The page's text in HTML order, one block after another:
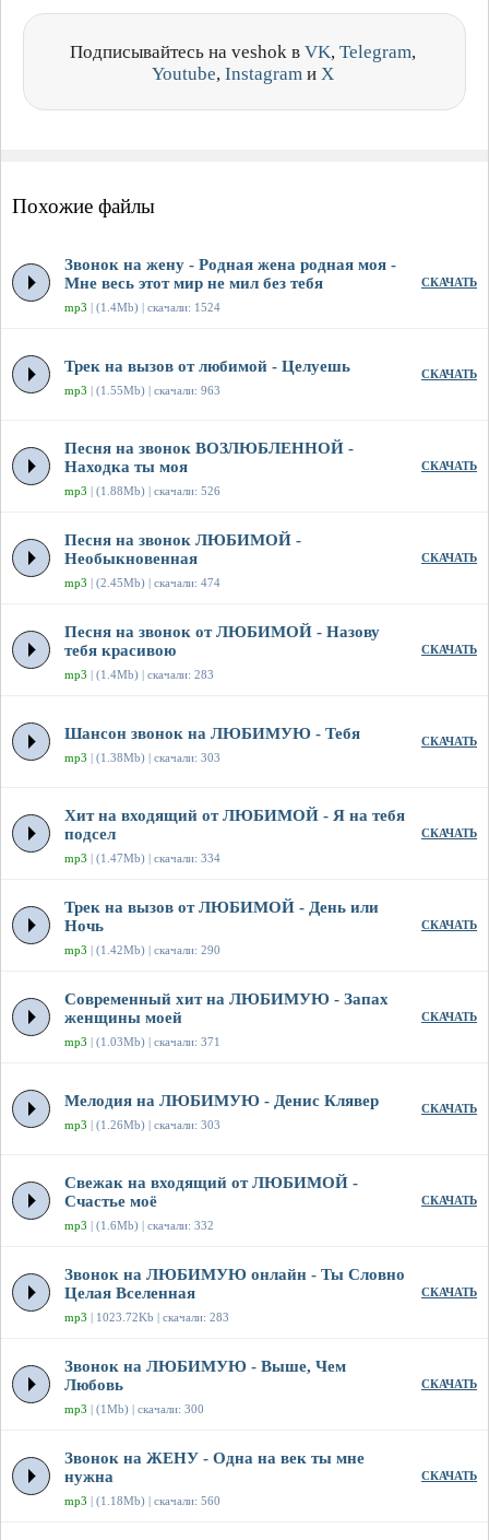
Подписывайтесь на veshok в VK, Telegram,
Youtube, Instagram и X
Похожие файлы
Звонок на жену - Родная жена родная моя -
Мне весь этот мир не мил без тебя
mp3 | (1.4Mb) | скачали: 1524
СКАЧАТЬ
Трек на вызов от любимой - Целуешь
mp3 | (1.55Mb) | скачали: 963
СКАЧАТЬ
Песня на звонок ВОЗЛЮБЛЕННОЙ -
Находка ты моя
mp3 | (1.88Mb) | скачали: 526
СКАЧАТЬ
Песня на звонок ЛЮБИМОЙ -
Необыкновенная
mp3 | (2.45Mb) | скачали: 474
СКАЧАТЬ
Песня на звонок от ЛЮБИМОЙ - Назову
тебя красивою
mp3 | (1.4Mb) | скачали: 283
СКАЧАТЬ
Шансон звонок на ЛЮБИМУЮ - Тебя
mp3 | (1.38Mb) | скачали: 303
СКАЧАТЬ
Хит на входящий от ЛЮБИМОЙ - Я на тебя
подсел
mp3 | (1.47Mb) | скачали: 334
СКАЧАТЬ
Трек на вызов от ЛЮБИМОЙ - День или
Ночь
mp3 | (1.42Mb) | скачали: 290
СКАЧАТЬ
Современный хит на ЛЮБИМУЮ - Запах
женщины моей
mp3 | (1.03Mb) | скачали: 371
СКАЧАТЬ
Мелодия на ЛЮБИМУЮ - Денис Клявер
mp3 | (1.26Mb) | скачали: 303
СКАЧАТЬ
Свежак на входящий от ЛЮБИМОЙ -
Счастье моё
mp3 | (1.6Mb) | скачали: 332
СКАЧАТЬ
Звонок на ЛЮБИМУЮ онлайн - Ты Словно
Целая Вселенная
mp3 | 1023.72Kb | скачали: 283
СКАЧАТЬ
Звонок на ЛЮБИМУЮ - Выше, Чем
Любовь
mp3 | (1Mb) | скачали: 300
СКАЧАТЬ
Звонок на ЖЕНУ - Одна на век ты мне
нужна
mp3 | (1.18Mb) | скачали: 560
СКАЧАТЬ